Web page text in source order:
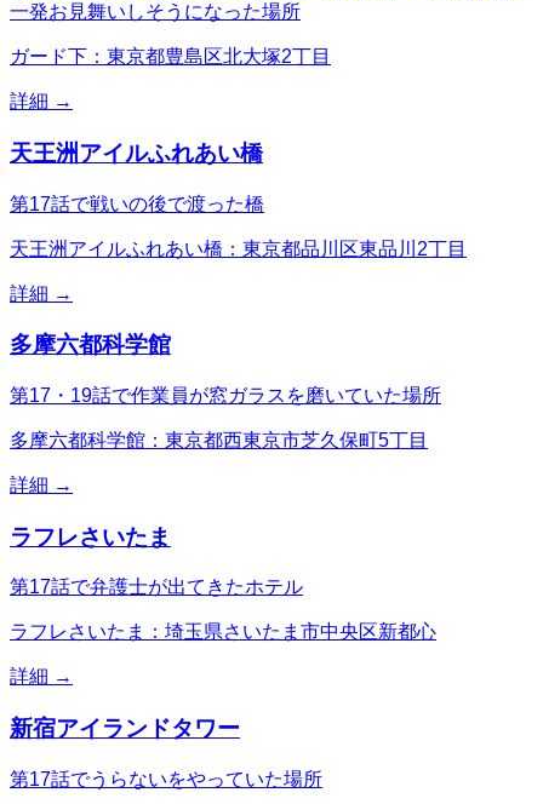
一発お見舞いしそうになった場所
ガード下：東京都豊島区北大塚2丁目
詳細 →
天王洲アイルふれあい橋
第17話で戦いの後で渡った橋
天王洲アイルふれあい橋：東京都品川区東品川2丁目
詳細 →
多摩六都科学館
第17・19話で作業員が窓ガラスを磨いていた場所
多摩六都科学館：東京都西東京市芝久保町5丁目
詳細 →
ラフレさいたま
第17話で弁護士が出てきたホテル
ラフレさいたま：埼玉県さいたま市中央区新都心
詳細 →
新宿アイランドタワー
第17話でうらないをやっていた場所